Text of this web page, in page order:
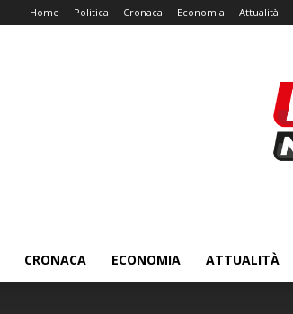
Home Politica Cronaca Economia Attualità
CRONACA ECONOMIA ATTUALITÀ